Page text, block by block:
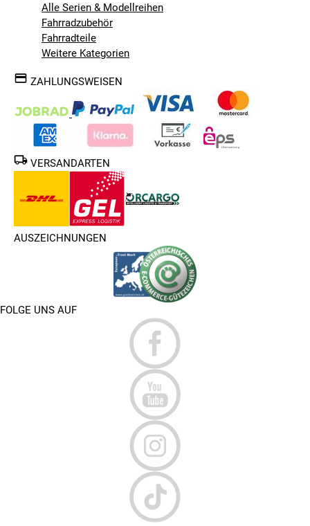
Alle Serien & Modellreihen
Fahrradzubehör
Fahrradteile
Weitere Kategorien
ZAHLUNGSWEISEN
VERSANDARTEN
AUSZEICHNUNGEN
FOLGE UNS AUF